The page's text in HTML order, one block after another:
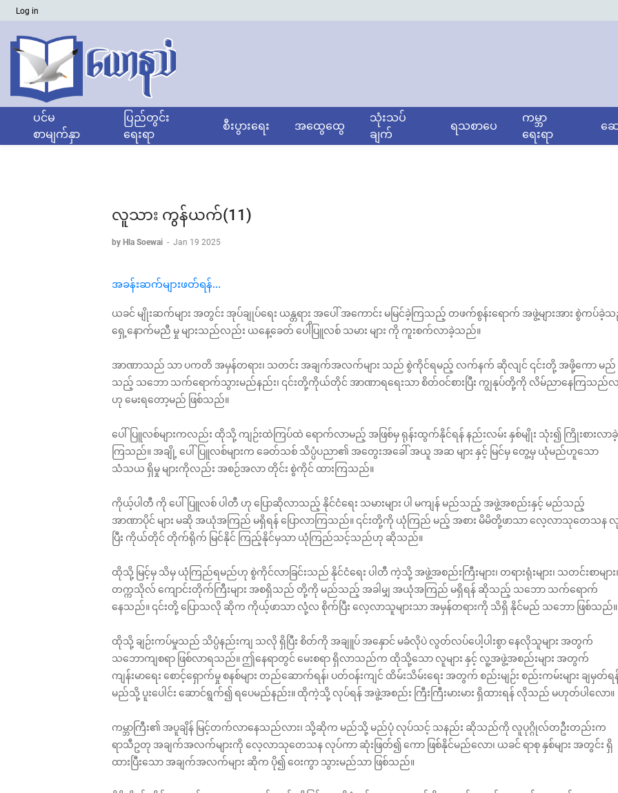
Log in
ပင်မ
စာမျက်နှာ
ပြည်တွင်း
ရေးရာ
စီးပွားရေး အထွေထွေ
သုံးသပ်
ချက်
ရသစာပေ
ကမ္ဘာ
ရေးရာ
ဆေ
လူသား ကွန်ယက်(11)
by Hla Soewai - Jan 19 2025
အခန်းဆက်များဖတ်ရန်...
ယခင် မျိုးဆက်များ အတွင်း အုပ်ချုပ်ရေး ယန္တရား အပေါ် အကောင်း မမြင်ခဲ့ကြသည့် တဖက်စွန်းရောက် အဖွဲ့များအား စွဲကပ်ခဲ့
ရှေ့နောက်မညီ မှု များသည်လည်း ယနေ့ခေတ် ပေါိပြူလစ် သမား များ ကို ကူးစက်လာခဲ့သည်။
အာဏာသည် သာ ပကတိ အမှန်တရား၊ သတင်း အချက်အလက်များ သည် စွဲကိုင်ရမည့် လက်နက် ဆိုလျင် ၎င်းတို့ အဖို့ကော မည်
သည့် သဘော သက်ရောက်သွားမည်နည်း၊ ၎င်းတို့ကိုယ်တိုင် အာဏာရရေးသာ စိတ်ဝင်စားပြီး ကျွနုပ်တို့ကို ‌လိမ်ညာနေကြသည်လ
ဟု မေးရတော့မည် ဖြစ်သည်။
ပေါ်ပြူလစ်များကလည်း ထိုသို့ ကျဉ်းထဲကြပ်ထဲ ရောက်လာမည့် အဖြစ်မှ ရုန်းထွက်နိုင်ရန် နည်းလမ်း နှစ်မျိုး သုံး၍ ကြိုးစားလာခဲ့
ကြသည်။ အချို့ ပေါ်ပြူလစ်များက ခေတ်သစ် သိပ္ပံပညာ၏ အတွေးအခေါ် အယူ အဆ များ နှင့် မြင်မှ တွေ့မှ ယုံမည်ဟူသော
သံသယ ရှိမှု များကိုလည်း အစဉ်အလာ တိုင်း စွဲကိုင် ထားကြသည်။
ကိုယ့်ပါတီ ကို ပေါ်ပြူလစ် ပါတီ ဟု ပြောဆိုလာသည့် နိုင်ငံရေး သမားများ ပါ မကျန် မည်သည့် အဖွဲ့အစည်းနှင့် မည်သည့်
အာဏာပိုင် များ မဆို အယုံအကြည် မရှိရန် ပြောလာကြသည်။ ၎င်းတို့ကို ယုံကြည် မည့် အစား မိမိတို့ဖာသာ လေ့လာသုတေသန
ပြီး ကိုယ်တိုင် တိုက်ရိုက် မြင်နိုင် ကြည့်နိုင်မှသာ ယုံကြည်သင့်သည်ဟု ဆိုသည်။
ထိုသို့ မြင့်မှ သိမှ ယုံကြည်ရမည်ဟု စွဲကိုင်လာခြင်းသည် နိုင်ငံရေး ပါတီ ကဲ့သို့ အဖွဲ့အစည်းကြီးများ၊ တရားရုံးများ၊ သတင်းစာများ၊
တက္ကသိုလ် ကျောင်းတိုက်ကြီးများ အစရှိသည် တို့ကို မည်သည့် အခါမျှ အယုံအကြည် မရှိရန် ဆိုသည့် သဘော သက်ရောက်
နေသည်။ ၎င်းတို့ ပြောသလို ဆိုက ကိုယ့်ဖာသာ လုံ့လ စိုက်ပြီး လေ့လာသူများသာ အမှန်တရားကို သိရှိ နိုင်မည် သဘော ဖြစ်သည်။
ထိုသို့ ချဉ်းကပ်မှုသည် သိပ္ပံနည်းကျ သလို ရှိပြီး စိတ်ကို အချူပ် အနှောင် မခံလိုပဲ လွတ်လပ်ပေါ့ပါးစွာ နေလိုသူများ အတွက်
သဘောကျစရာ ဖြစ်လာရသည်။ ဤနေရာတွင် မေးစရာ ရှိလာသည်က ထိုသို့သော လူများ နှင့် လူ့အဖွဲ့အစည်းများ အတွက်
ကျန်းမာရေး စောင့်ရှောက်မှု စနစ်များ တည်ဆောက်ရန်၊ ပတ်ဝန်းကျင် ထိမ်းသိမ်းရေး အတွက် စည်းမျဉ်း စည်းကမ်းများ ချမှတ်ရ
မည်သို့ ပူးပေါင်း ဆောင်ရွက်၍ ရပေမည်နည်း။ ထိုကဲ့သို့ လုပ်ရန် အဖွဲ့အစည်း ကြီးကြီးမားမား ရှိထားရန် လိုသည် မဟုတ်ပါလော။
ကမ္ဘာကြီး၏ အပူချိန် မြင့်တက်လာနေသည်လား၊ သို့ဆိုက မည်သို့ မည်ပုံ လုပ်သင့် သနည်း ဆိုသည်ကို လူပုဂ္ဂိုလ်တဦးတည်းက
ရာသီဥတု အချက်အလက်များကို လေ့လာသုတေသန လုပ်ကာ ဆုံးဖြတ်၍ ကော ဖြစ်နိုင်မည်လော၊ ယခင် ရာစု နှစ်များ အတွင်း ရှိ
ထားပြီးသော အချက်အလက်များ ဆိုက ပို၍ ဝေးကွာ သွားမည်သာ ဖြစ်သည်။